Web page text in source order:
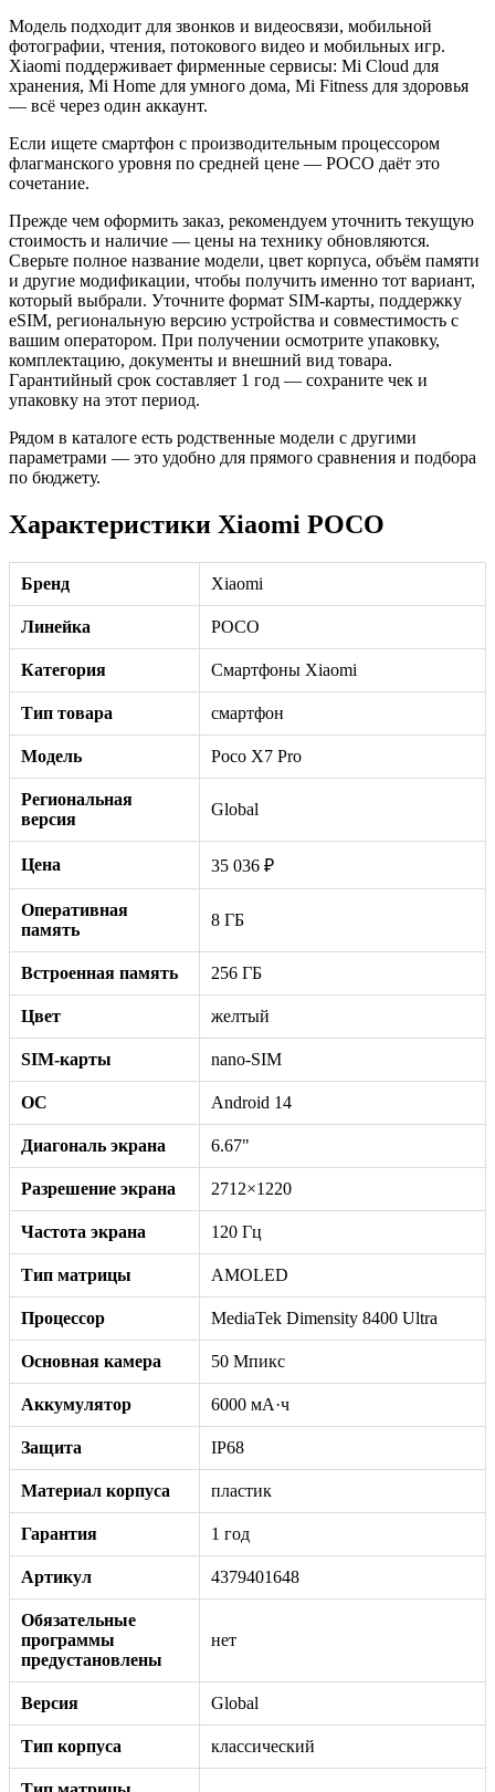
Модель подходит для звонков и видеосвязи, мобильной
фотографии, чтения, потокового видео и мобильных игр.
Xiaomi поддерживает фирменные сервисы: Mi Cloud для
хранения, Mi Home для умного дома, Mi Fitness для здоровья
— всё через один аккаунт.
Если ищете смартфон с производительным процессором
флагманского уровня по средней цене — POCO даёт это
сочетание.
Прежде чем оформить заказ, рекомендуем уточнить текущую
стоимость и наличие — цены на технику обновляются.
Сверьте полное название модели, цвет корпуса, объём памяти
и другие модификации, чтобы получить именно тот вариант,
который выбрали. Уточните формат SIM-карты, поддержку
eSIM, региональную версию устройства и совместимость с
вашим оператором. При получении осмотрите упаковку,
комплектацию, документы и внешний вид товара.
Гарантийный срок составляет 1 год — сохраните чек и
упаковку на этот период.
Рядом в каталоге есть родственные модели с другими
параметрами — это удобно для прямого сравнения и подбора
по бюджету.
Характеристики Xiaomi POCO
Бренд Xiaomi
Линейка POCO
Категория Смартфоны Xiaomi
Тип товара смартфон
Модель Poco X7 Pro
Региональная
версия
Global
Цена 35 036 ₽
Оперативная
память
8 ГБ
Встроенная память 256 ГБ
Цвет желтый
SIM-карты nano-SIM
ОС Android 14
Диагональ экрана 6.67"
Разрешение экрана 2712×1220
Частота экрана 120 Гц
Тип матрицы AMOLED
Процессор MediaTek Dimensity 8400 Ultra
Основная камера 50 Мпикс
Аккумулятор 6000 мА·ч
Защита IP68
Материал корпуса пластик
Гарантия 1 год
Артикул 4379401648
Обязательные
программы
предустановлены
нет
Версия Global
Тип корпуса классический